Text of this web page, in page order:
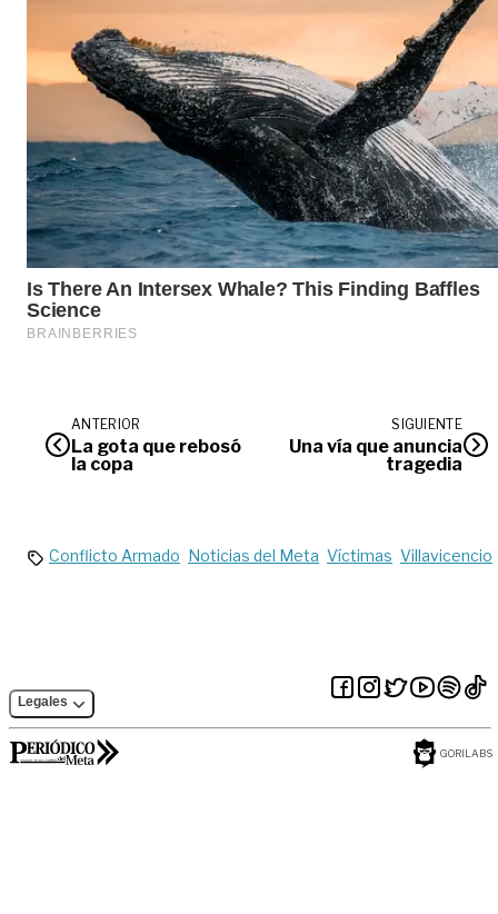
ANTERIOR
La gota que rebosó
la copa
SIGUIENTE
Una vía que anuncia
tragedia
Conflicto Armado Noticias del Meta Víctimas Villavicencio
Legales
GORILABS